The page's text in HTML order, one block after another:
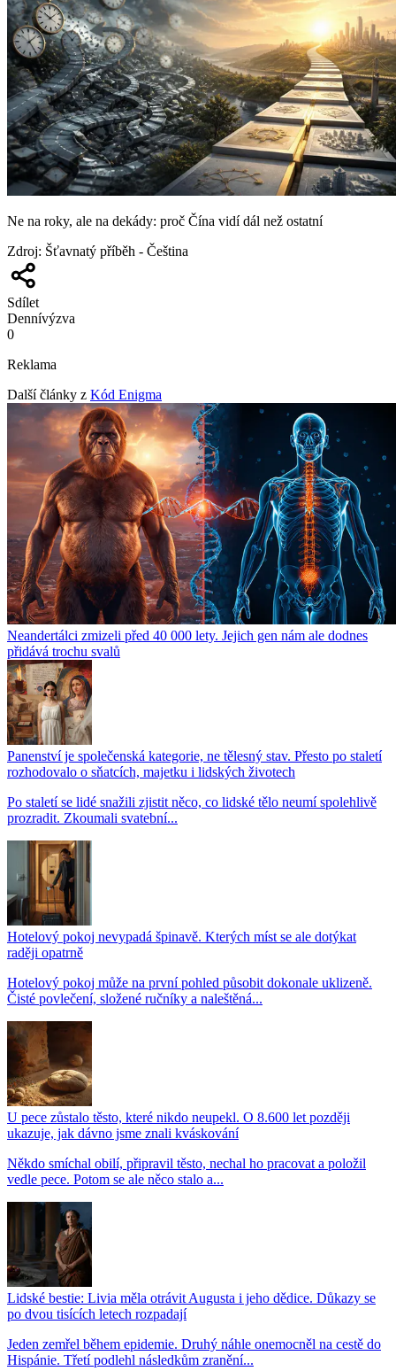
Ne na roky, ale na dekády: proč Čína vidí dál než ostatní
Zdroj: Šťavnatý příběh - Čeština
Sdílet
Dennívýzva
0
Reklama
Další články z Kód Enigma
Neandertálci zmizeli před 40 000 lety. Jejich gen nám ale dodnes
přidává trochu svalů
Panenství je společenská kategorie, ne tělesný stav. Přesto po staletí
rozhodovalo o sňatcích, majetku i lidských životech
Po staletí se lidé snažili zjistit něco, co lidské tělo neumí spolehlivě
prozradit. Zkoumali svatební...
Hotelový pokoj nevypadá špinavě. Kterých míst se ale dotýkat
raději opatrně
Hotelový pokoj může na první pohled působit dokonale uklizeně.
Čisté povlečení, složené ručníky a naleštěná...
U pece zůstalo těsto, které nikdo neupekl. O 8.600 let později
ukazuje, jak dávno jsme znali kváskování
Někdo smíchal obilí, připravil těsto, nechal ho pracovat a položil
vedle pece. Potom se ale něco stalo a...
Lidské bestie: Livia měla otrávit Augusta i jeho dědice. Důkazy se
po dvou tisících letech rozpadají
Jeden zemřel během epidemie. Druhý náhle onemocněl na cestě do
Hispánie. Třetí podlehl následkům zranění...